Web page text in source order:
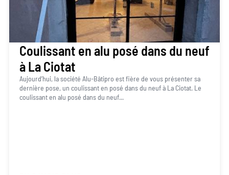
Coulissant en alu posé dans du neuf
à La Ciotat
Aujourd’hui, la société Alu-Bâtipro est fière de vous présenter sa
dernière pose, un coulissant en posé dans du neuf à La Ciotat. Le
coulissant en alu posé dans du neuf...